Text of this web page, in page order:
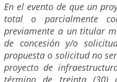
En el evento de que un
total o parcialmente
previamente a un titular
de concesión y/o
propuesta o solicitud no
proyecto de
término de treinta (30)